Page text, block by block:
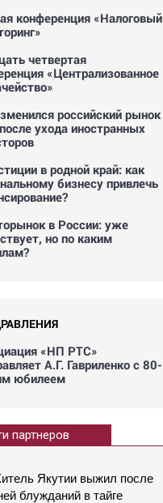
конференция «Налоговый
четвертая
«Централизованное
российский рынок
ухода иностранных
в родной край: как
бизнесу привлечь
в России: уже
но по каким
«НП РТС»
А.Г. Гавриленко с 80-
юбилеем
партнеров
Якутии выжил после
блужданий в тайге